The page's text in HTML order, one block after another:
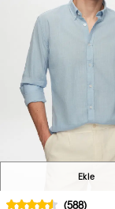
Ekle
(588)